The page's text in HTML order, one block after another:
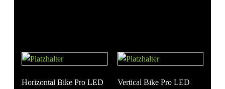
Horizontal Bike Pro LED Vertical Bike Pro LED